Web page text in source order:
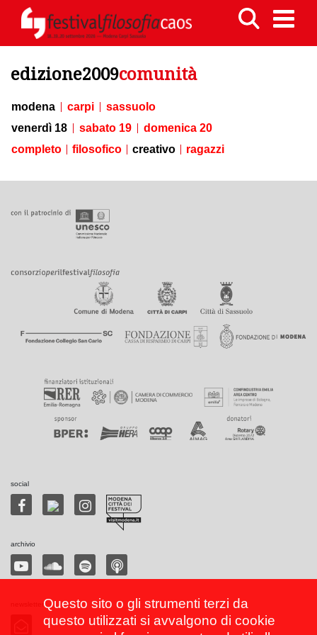
edizione2009comunità
modena carpi
sassuolo
venerdì 18
sabato 19
domenica 20
completo
filosofico creativo ragazzi
social
archivio
Questo sito o gli strumenti terzi da
questo utilizzati si avvalgono di cookie